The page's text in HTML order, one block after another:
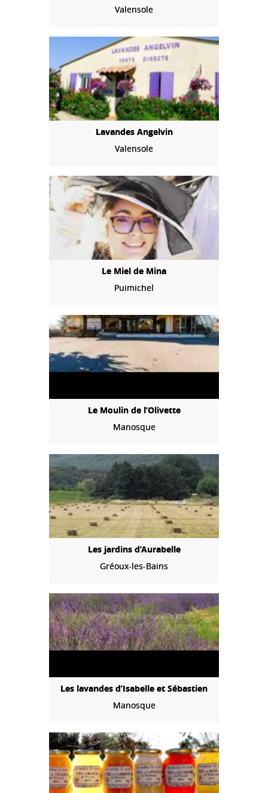
Valensole
Lavandes Angelvin
Valensole
Le Miel de Mina
Puimichel
Le Moulin de l’Olivette
Manosque
Les jardins d’Aurabelle
Gréoux-les-Bains
Les lavandes d’Isabelle et Sébastien
Manosque